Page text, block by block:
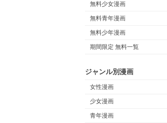
無料少女漫画
無料青年漫画
無料少年漫画
期間限定 無料一覧
ジャンル別漫画
女性漫画
少女漫画
青年漫画